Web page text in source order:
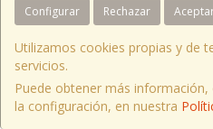
Configurar Rechazar
Utilizamos cookies propias y de
servicios.
Puede obtener más
la configuración, en nuestra
Horario
9-13:30 16:30-19:30
, , , , España. - C.I.F.: